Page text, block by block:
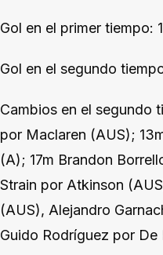
Gol en el primer tiempo:
Gol en el segundo
Cambios en el segundo
por Maclaren (AUS);
(A); 17m Brandon
Strain por Atkinson
(AUS), Alejandro
Guido Rodríguez por De